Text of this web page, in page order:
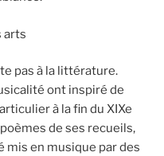
arts
pas à la littérature.
ont inspiré de
à la fin du XIXe
de ses recueils,
mis en musique par des